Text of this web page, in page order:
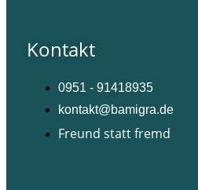
Kontakt
0951 - 91418935
kontakt@bamigra.de
Freund statt fremd